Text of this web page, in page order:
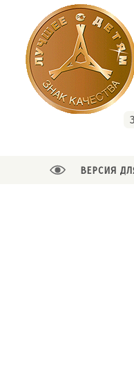
ВЕРСИЯ